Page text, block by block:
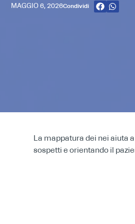
MAGGIO 6, 2026Condividi
La mappatura dei nei aiuta
sospetti e orientando il